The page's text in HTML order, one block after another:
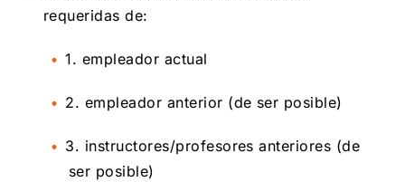
requeridas de:
1. empleador actual
2. empleador anterior (de ser posible)
3. instructores/profesores anteriores (de
ser posible)